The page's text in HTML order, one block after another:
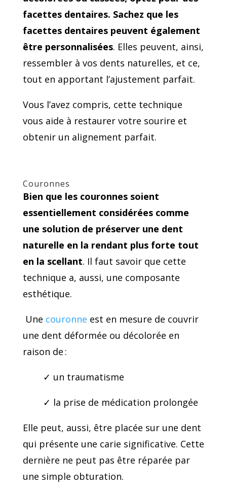
facettes dentaires. Sachez que les
facettes dentaires peuvent également
être personnalisées. Elles peuvent, ainsi,
ressembler à vos dents naturelles, et ce,
tout en apportant l’ajustement parfait.
Vous l’avez compris, cette technique
vous aide à restaurer votre sourire et
obtenir un alignement parfait.
Couronnes
Bien que les couronnes soient
essentiellement considérées comme
une solution de préserver une dent
naturelle en la rendant plus forte tout
en la scellant. Il faut savoir que cette
technique a, aussi, une composante
esthétique.
Une couronne est en mesure de couvrir
une dent déformée ou décolorée en
raison de :
✓ un traumatisme
✓ la prise de médication prolongée
Elle peut, aussi, être placée sur une dent
qui présente une carie significative. Cette
dernière ne peut pas être réparée par
une simple obturation.